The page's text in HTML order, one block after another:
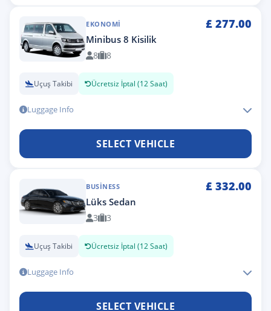
EKONOMI £ 277.00
Minibus 8 Kisilik
8 8
Uçuş Takibi Ücretsiz İptal (12 Saat)
Luggage Info
SELECT VEHICLE
BUSINESS £ 332.00
Lüks Sedan
3 3
Uçuş Takibi Ücretsiz İptal (12 Saat)
Luggage Info
SELECT VEHICLE